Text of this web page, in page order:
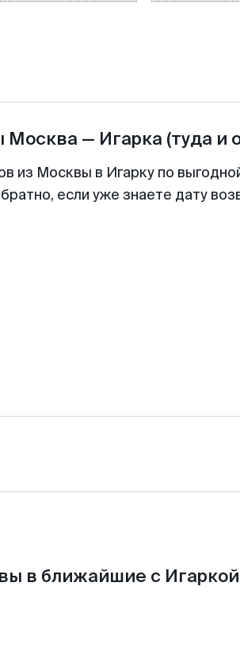
Москва — Игарка (туда и
из Москвы в Игарку по
если уже знаете дату
в ближайшие с Игаркой